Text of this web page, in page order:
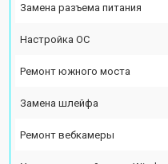
Замена разъема питания
Настройка ОС
Ремонт южного моста
Замена шлейфа
Ремонт вебкамеры